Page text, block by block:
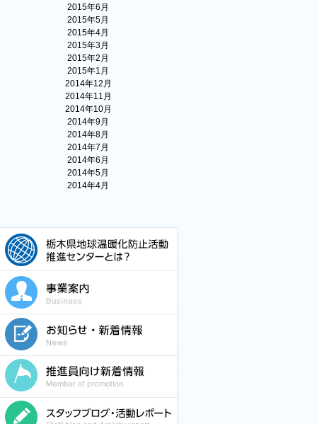
2015年6月
2015年5月
2015年4月
2015年3月
2015年2月
2015年1月
2014年12月
2014年11月
2014年10月
2014年9月
2014年8月
2014年7月
2014年6月
2014年5月
2014年4月